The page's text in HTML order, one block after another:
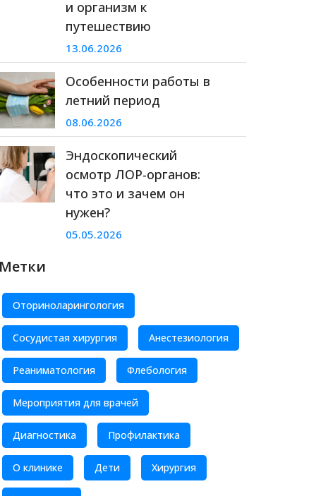
и организм к
путешествию
13.06.2026
Особенности работы в
летний период
08.06.2026
Эндоскопический
осмотр ЛОР-органов:
что это и зачем он
нужен?
05.05.2026
Метки
Оториноларингология
Сосудистая хирургия Анестезиология
Реаниматология Флебология
Мероприятия для врачей
Диагностика Профилактика
О клинике Дети Хирургия